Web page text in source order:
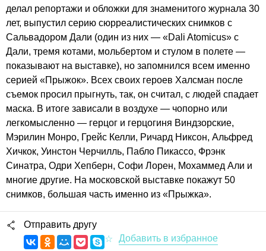
делал репортажи и обложки для знаменитого журнала 30
лет, выпустил серию сюрреалистических снимков с
Сальвадором Дали (один из них — «Dali Atomicus» с
Дали, тремя котами, мольбертом и стулом в полете —
показывают на выставке), но запомнился всем именно
серией «Прыжок». Всех своих героев Халсман после
съемок просил прыгнуть, так, он считал, с людей спадает
маска. В итоге зависали в воздухе — чопорно или
легкомысленно — герцог и герцогиня Виндзорские,
Мэрилин Монро, Грейс Келли, Ричард Никсон, Альфред
Хичкок, Уинстон Черчилль, Пабло Пикассо, Фрэнк
Синатра, Одри Хепберн, Софи Лорен, Мохаммед Али и
многие другие. На московской выставке покажут 50
снимков, большая часть именно из «Прыжка».
Отправить другу